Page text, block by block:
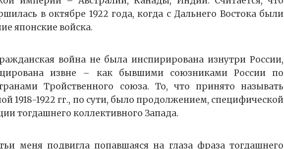
в октябре 1922 года, когда с Дальнего Востока были
японские войска.
война не была инспирирована изнутри России,
извне – как бывшими союзниками России по
Тройственного союза. То, что принято называть
1918-1922 гг., по сути, было продолжением, специфической
тогдашнего коллективного Запада.
меня подвигла попавшаяся на глаза фраза тогдашнего